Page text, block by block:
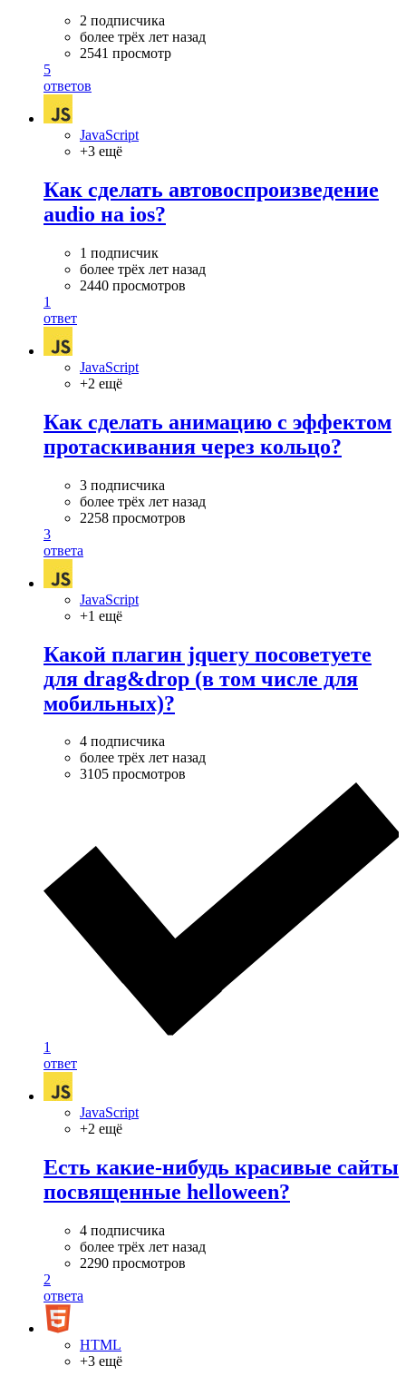
2 подписчика
более трёх лет назад
2541 просмотр
5
ответов
JavaScript
+3 ещё
Как сделать автовоспроизведение
audio на ios?
1 подписчик
более трёх лет назад
2440 просмотров
1
ответ
JavaScript
+2 ещё
Как сделать анимацию с эффектом
протаскивания через кольцо?
3 подписчика
более трёх лет назад
2258 просмотров
3
ответа
JavaScript
+1 ещё
Какой плагин jquery посоветуете
для drag&drop (в том числе для
мобильных)?
4 подписчика
более трёх лет назад
3105 просмотров
1
ответ
JavaScript
+2 ещё
Есть какие-нибудь красивые сайты
посвященные helloween?
4 подписчика
более трёх лет назад
2290 просмотров
2
ответа
HTML
+3 ещё